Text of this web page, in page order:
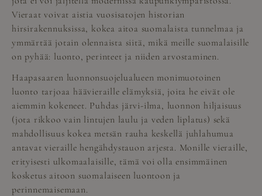
Vieraat voivat aistia vuosisatojen historian
hirsirakennuksissa, kokea aitoa suomalaista tunnelmaa ja
ymmärtää jotain olennaista siitä, mikä meille suomalaisille
on pyhää: luonto, perinteet ja niiden arvostaminen.
Haapasaaren luonnonsuojelualueen monimuotoinen
luonto tarjoaa häävieraille elämyksiä, joita he eivät ole
aiemmin kokeneet. Puhdas järvi-ilma, luonnon hiljaisuus
(jota rikkoo vain lintujen laulu ja veden liplatus) sekä
mahdollisuus kokea metsän rauha keskellä juhlahumua
antavat vieraille hengähdystauon arjesta. Monille vieraille,
erityisesti ulkomaalaisille, tämä voi olla ensimmäinen
kosketus aitoon suomalaiseen luontoon ja
perinnemaisemaan.